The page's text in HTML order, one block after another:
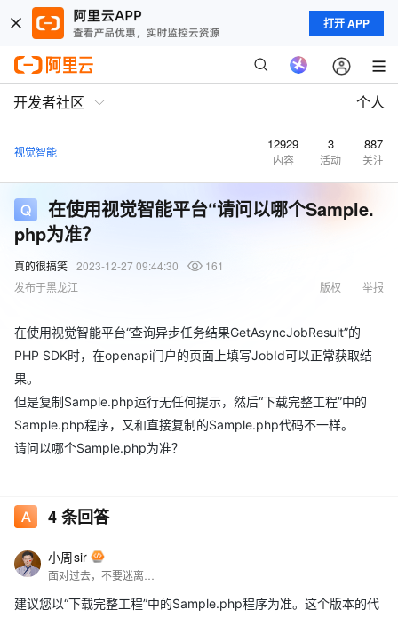
打开 APP
开发者社区 个人
视觉智能 12929
内容
3
活动
887
关注
在使用视觉智能平台“请问以哪个Sample.
php为准？
真的很搞笑 2023-12-27 09:44:30
161
发布于黑龙江
举报
版权
在使用视觉智能平台“查询异步任务结果GetAsyncJobResult”的
PHP SDK时，在openapi门户的页面上填写JobId可以正常获取结
果。
但是复制Sample.php运行无任何提示，然后“下载完整工程”中的
Sample.php程序，又和直接复制的Sample.php代码不一样。
请问以哪个Sample.php为准？
4条回答
小周sir
建议您以“下载完整工程”中的Sample.php程序为准。这个版本的代